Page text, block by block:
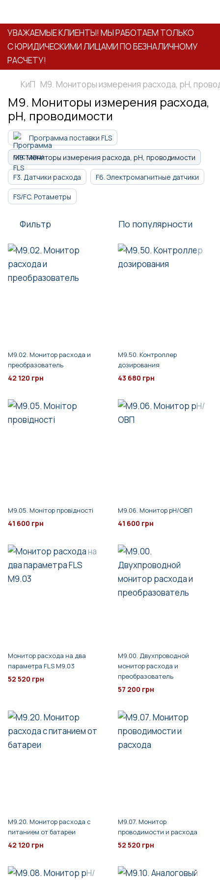
УВАЖАЕМЫЕ КЛИЕНТЫ! МЫ РАБОТАЕМ ТОЛЬКО
С ЮРИДИЧЕСКИМИ ЛИЦАМИ ПО БЕЗНАЛИЧНОМУ
РАСЧЕТУ!
КиП M9. Мониторы измерения расхода, pH,
M9. Мониторы измерения расхода,
pH, проводимости
Программа поставки FLS
M9. Мониторы измерения расхода, pH, проводимости
F3. Датчики расхода F6. Электромагнитные датчики
FS/FC. Ротаметры
Фильтр По популярности
M9.02. Монитор расхода и
преобразователь
42 120 грн
M9.50. Контроллер
дозирования
43 680 грн
M9.05. Монітор провідності
41 600 грн
M9.06. Монитор pH/ОВП
41 600 грн
Монитор расхода на два
параметра FLS M9.03
52 520 грн
M9.00. Двухпроводной
монитор расхода и
преобразователь
57 200 грн
M9.20. Монитор расхода с
питанием от батареи
42 120 грн
M9.07. Монитор
проводимости и расхода
52 520 грн